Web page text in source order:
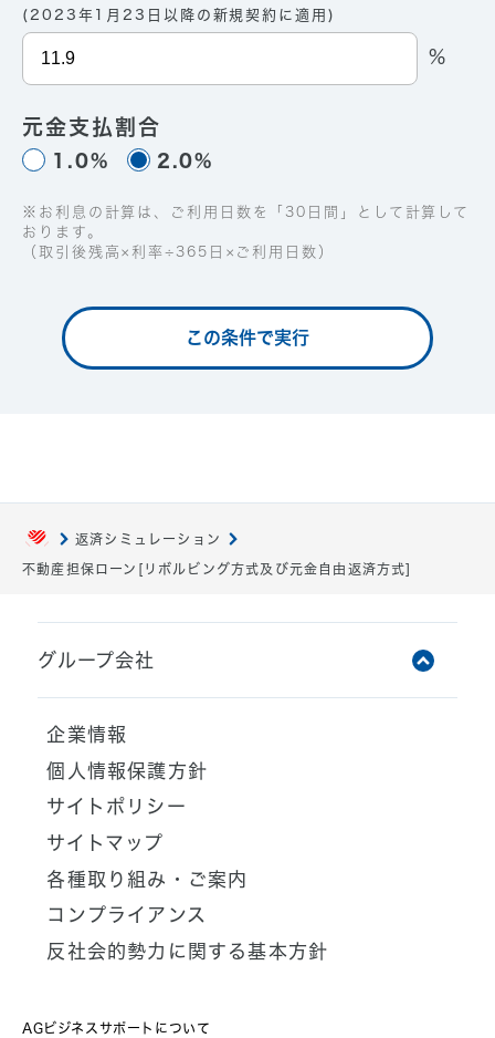
(2023年1月23日以降の新規契約に適用)
%
元金支払割合
1.0% 2.0%
※お利息の計算は、ご利用日数を「30日間」として計算して
おります。
（取引後残高×利率÷365日×ご利用日数）
この条件で実行
返済シミュレーション
不動産担保ローン[リボルビング方式及び元金自由返済方式]
グループ会社
ライフカード株式会社
AGペイメントサービス株式会社
AGビジネスサポート株式会社
AGメディカル株式会社
AGクラウドファンディング株式会社
AGレンディング株式会社
AGキャピタル株式会社
AGパートナーズ株式会社
企業情報
個人情報保護方針
サイトポリシー
サイトマップ
各種取り組み・ご案内
コンプライアンス
反社会的勢力に関する基本方針
AGビジネスサポートについて